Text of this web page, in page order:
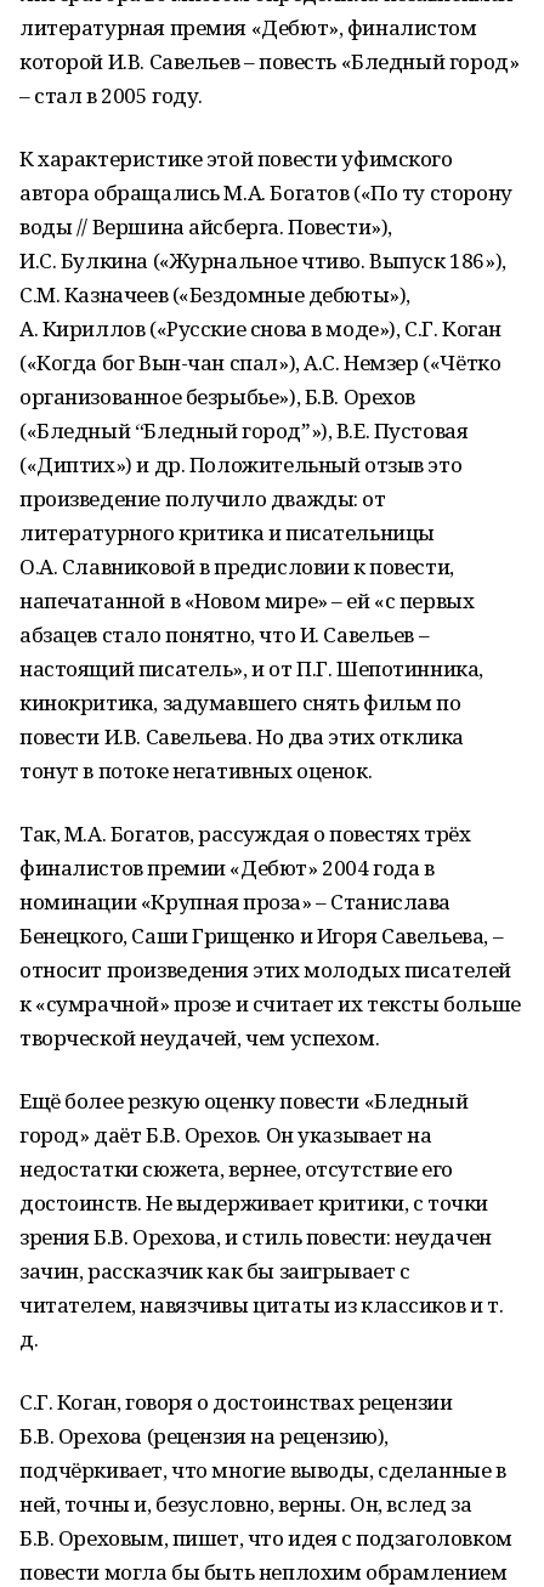
литературная премия «Дебют», финалистом
которой И.В. Савельев – повесть «Бледный город»
– стал в 2005 году.
К характеристике этой повести уфимского
автора обращались М.А. Богатов («По ту сторону
воды // Вершина айсберга. Повести»),
И.С. Булкина («Журнальное чтиво. Выпуск 186»),
С.М. Казначеев («Бездомные дебюты»),
А. Кириллов («Русские снова в моде»), С.Г. Коган
(«Когда бог Вын-чан спал»), А.С. Немзер («Чётко
организованное безрыбье»), Б.В. Орехов
(«Бледный “Бледный городˮ»), В.Е. Пустовая
(«Диптих») и др. Положительный отзыв это
произведение получило дважды: от
литературного критика и писательницы
О.А. Славниковой в предисловии к повести,
напечатанной в «Новом мире» – ей «с первых
абзацев стало понятно, что И. Савельев –
настоящий писатель», и от П.Г. Шепотинника,
кинокритика, задумавшего снять фильм по
повести И.В. Савельева. Но два этих отклика
тонут в потоке негативных оценок.
Так, М.А. Богатов, рассуждая о повестях трёх
финалистов премии «Дебют» 2004 года в
номинации «Крупная проза» – Станислава
Бенецкого, Саши Грищенко и Игоря Савельева, –
относит произведения этих молодых писателей
к «сумрачной» прозе и считает их тексты больше
творческой неудачей, чем успехом.
Ещё более резкую оценку повести «Бледный
город» даёт Б.В. Орехов. Он указывает на
недостатки сюжета, вернее, отсутствие его
достоинств. Не выдерживает критики, с точки
зрения Б.В. Орехова, и стиль повести: неудачен
зачин, рассказчик как бы заигрывает с
читателем, навязчивы цитаты из классиков и т.
д.
С.Г. Коган, говоря о достоинствах рецензии
Б.В. Орехова (рецензия на рецензию),
подчёркивает, что многие выводы, сделанные в
ней, точны и, безусловно, верны. Он, вслед за
Б.В. Ореховым, пишет, что идея с подзаголовком
повести могла бы быть неплохим обрамлением